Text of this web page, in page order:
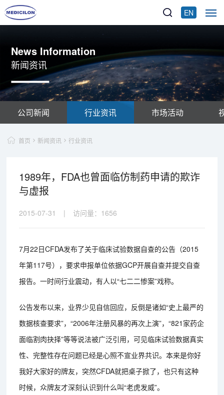
EN
News Information
新闻资讯
公司新闻 行业资讯 市场活动
首页 新闻资讯 行业资讯
1989年，FDA也曾面临仿制药申请的欺诈
与虚报
2015-07-31 | 访问量： 1656
7月22日CFDA发布了关于临床试验数据自查的公告（2015
年第117号），要求申报单位依据GCP开展自查并提交自查
报告。一时间行业震动，有人以“七二二惨案”戏称。
公告发布以来，业界少见自信回应，反倒是诸如“史上最严的
数据核查要求”，“2006年注册风暴的再次上演”，“821家药企
面临割肉抉择”等等说法被广泛引用，可见临床试验数据真实
性、完整性存在问题已经是心照不宣业界共识。本来是你好
我好大家好的牌友，突然CFDA就把桌子掀了，也只有这种
时候，众牌友才深刻认识到什么叫“老虎发威”。